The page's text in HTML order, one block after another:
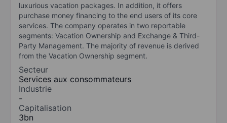
luxurious vacation packages. In addition, it offers
purchase money financing to the end users of its core
services. The company operates in two reportable
segments: Vacation Ownership and Exchange & Third-
Party Management. The majority of revenue is derived
from the Vacation Ownership segment.
Secteur
Services aux consommateurs
Industrie
-
Capitalisation
3bn